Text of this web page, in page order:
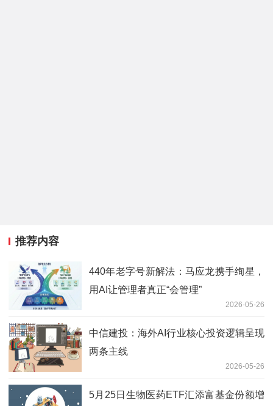
推荐内容
440年老字号新解法：马应龙携手绚星，
用AI让管理者真正“会管理”
2026-05-26
中信建投：海外AI行业核心投资逻辑呈现
两条主线
2026-05-26
5月25日生物医药ETF汇添富基金份额增